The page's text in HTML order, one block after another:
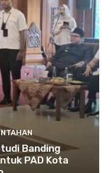
Banding
PAD Kota